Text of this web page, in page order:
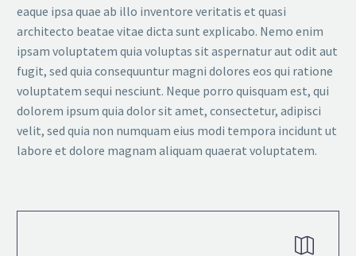
eaque ipsa quae ab illo inventore veritatis et quasi
architecto beatae vitae dicta sunt explicabo. Nemo enim
ipsam voluptatem quia voluptas sit aspernatur aut odit aut
fugit, sed quia consequuntur magni dolores eos qui ratione
voluptatem sequi nesciunt. Neque porro quisquam est, qui
dolorem ipsum quia dolor sit amet, consectetur, adipisci
velit, sed quia non numquam eius modi tempora incidunt ut
labore et dolore magnam aliquam quaerat voluptatem.

